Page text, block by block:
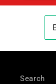
Search